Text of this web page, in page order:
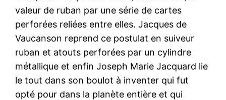
valeur de ruban par une série de cartes
perforées reliées entre elles. Jacques de
Vaucanson reprend ce postulat en suiveur
ruban et atouts perforées par un cylindre
métallique et enfin Joseph Marie Jacquard lie
le tout dans son boulot à inventer qui fut
opté pour dans la planète entière et qui